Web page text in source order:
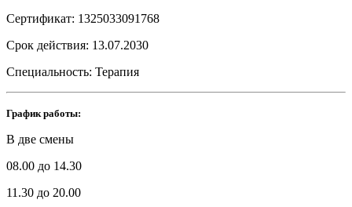
Сертификат: 1325033091768
Срок действия: 13.07.2030
Специальность: Терапия
График работы:
В две смены
08.00 до 14.30
11.30 до 20.00